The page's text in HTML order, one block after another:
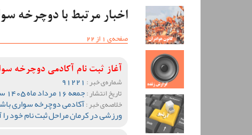
اخبار مرتبط با دوچرخه
صفحه‌ی 1 از 22
آغاز ثبت نام آکادمی دوچرخه
شماره‌ی خبر :
تاریخ انتشار :جمعه 16 مرداد ماه 1405 ساعت 00:33
خلاصه‌ی خبر :آکادمی دوچرخه سواری
ورزشی در کرمان مراحل ثبت نام خود را